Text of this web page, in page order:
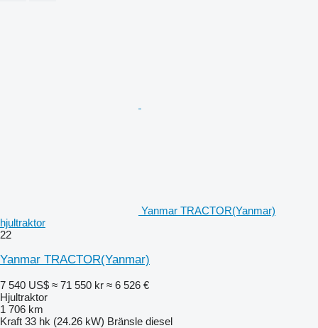
Yanmar TRACTOR(Yanmar)
hjultraktor
22
Yanmar TRACTOR(Yanmar)
7 540 US$ ≈ 71 550 kr ≈ 6 526 €
Hjultraktor
1 706 km
Kraft 33 hk (24.26 kW) Bränsle diesel